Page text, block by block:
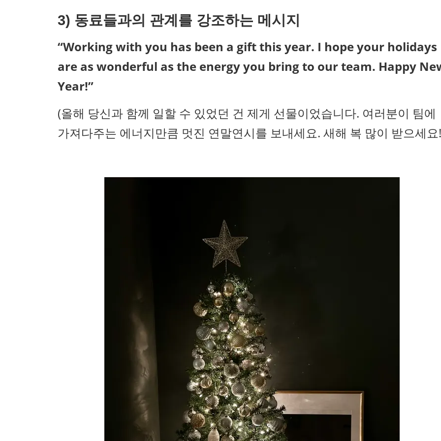
3) 동료들과의 관계를 강조하는 메시지
“Working with you has been a gift this year. I hope your holidays
are as wonderful as the energy you bring to our team. Happy
Year!”
(올해 당신과 함께 일할 수 있었던 건 제게 선물이었습니다. 여러분이 팀에
가져다주는 에너지만큼 멋진 연말연시를 보내세요. 새해 복 많이 받으세요